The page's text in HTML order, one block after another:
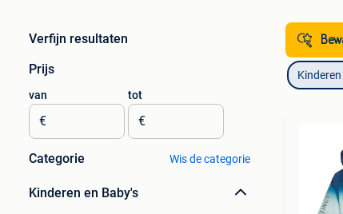
Verfijn resultaten
Prijs
van
€
tot
€
Categorie Wis de categorie
Kinderen en Baby's